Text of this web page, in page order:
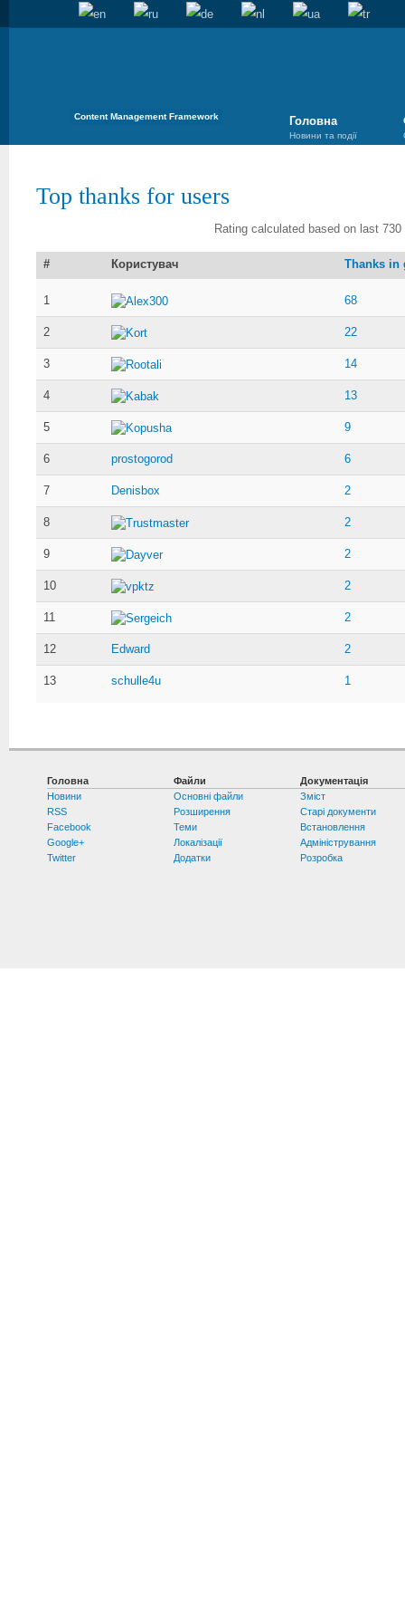
Content Management Framework Головна
Новини та події
Top thanks for users
Rating calculated based on last 730
# Користувач Thanks in
1 Alex300 68
2 Kort 22
3 Rootali 14
4 Kabak 13
5 Kopusha 9
6 prostogorod 6
7 Denisbox 2
8 Trustmaster 2
9 Dayver 2
10 vpktz 2
11 Sergeich 2
12 Edward 2
13 schulle4u 1
Головна
Новини
RSS
Facebook
Google+
Twitter
Файли
Основні файли
Розширення
Теми
Локалізації
Додатки
Документація
Зміст
Старі документи
Встановлення
Адміністрування
Розробка